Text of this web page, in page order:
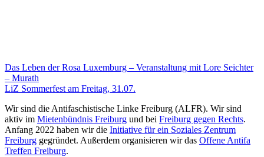
Das Leben der Rosa Luxemburg – Veranstaltung mit Lore Seichter
– Murath
LiZ Sommerfest am Freitag, 31.07.
Wir sind die Antifaschistische Linke Freiburg (ALFR). Wir sind
aktiv im Mietenbündnis Freiburg und bei Freiburg gegen Rechts.
Anfang 2022 haben wir die Initiative für ein Soziales Zentrum
Freiburg gegründet. Außerdem organisieren wir das Offene Antifa
Treffen Freiburg.